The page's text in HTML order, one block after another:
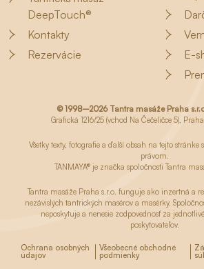
DeepTouch®
Kontakty
Rezervácie
E-
© 1998–2026 Tantra masáže Praha
Grafická 1216/25 (vchod Na Čečeličce 5),
Všetky texty, fotografie a ďalší obsah na tejto
právom.
TANMAYA® je značka spoločnosti Tantra
Tantra masáže Praha s.r.o. funguje ako inzertná a
nezávislých tantrických masérov a masérky.
neposkytuje a nenesie zodpovednosť za
poskytovateľov.
Ochrana osobných
údajov
Všeobecné obchodné
podmienky